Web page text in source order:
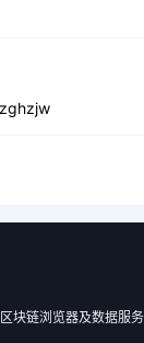
块链浏览器及数据服